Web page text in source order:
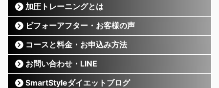
加圧トレーニングとは
ビフォーアフター・お客様の声
コースと料金・お申込み方法
お問い合わせ・LINE
SmartStyleダイエットブログ